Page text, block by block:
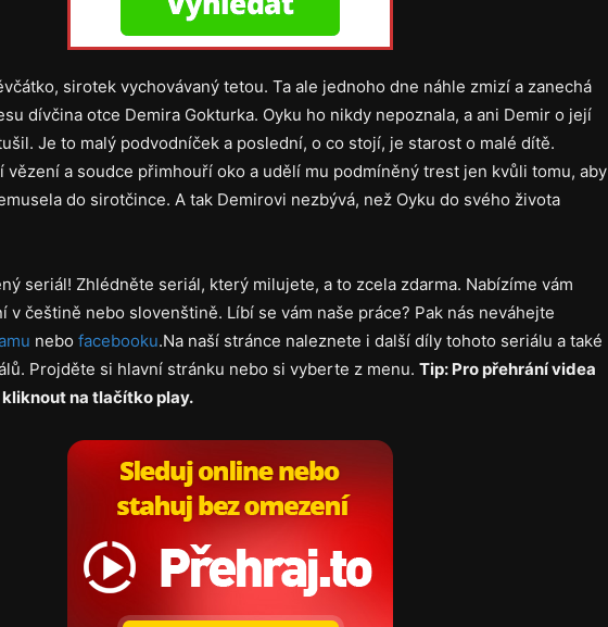
sirotek vychovávaný tetou. Ta ale jednoho dne náhle zmizí a zanechá
dívčina otce Demira Gokturka. Oyku ho nikdy nepoznala, a ani Demir o její
Je to malý podvodníček a poslední, o co stojí, je starost o malé dítě.
vězení a soudce přimhouří oko a udělí mu podmíněný trest jen kvůli tomu, aby
do sirotčince. A tak Demirovi nezbývá, než Oyku do svého života
seriál! Zhlédněte seriál, který milujete, a to zcela zdarma. Nabízíme vám
v češtině nebo slovenštině. Líbí se vám naše práce? Pak nás neváhejte
nebo facebooku.Na naší stránce naleznete i další díly tohoto seriálu a také
Projděte si hlavní stránku nebo si vyberte z menu. Tip: Pro přehrání videa
na tlačítko play.